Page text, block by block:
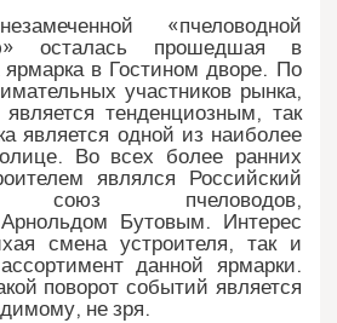
«пчеловодной
осталась прошедшая в
ярмарка в Гостином дворе. По
участников рынка,
тенденциозным, так
является одной из наиболее
Во всех более ранних
являлся Российский
союз пчеловодов,
Бутовым. Интерес
смена устроителя, так и
данной ярмарки.
поворот событий является
не зря.